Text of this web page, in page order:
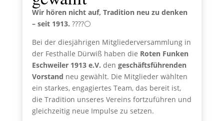
Wir hören nicht auf, Tradition neu zu denken
– seit 1913. ????⚪️
Bei der diesjährigen Mitgliederversammlung in
der Festhalle Dürwiß haben die Roten Funken
Eschweiler 1913 e.V. den geschäftsführenden
Vorstand neu gewählt. Die Mitglieder wählten
ein starkes, engagiertes Team, das bereit ist,
die Tradition unseres Vereins fortzuführen und
gleichzeitig neue Impulse zu setzen.